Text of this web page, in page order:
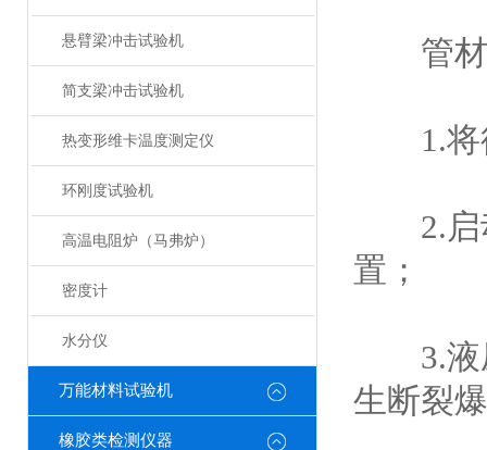
悬臂梁冲击试验机
简支梁冲击试验机
热变形维卡温度测定仪
环刚度试验机
高温电阻炉（马弗炉）
密度计
水分仪
万能材料试验机
橡胶类检测仪器
管材
1.将待
2.启动
置；
3.液压
生断裂